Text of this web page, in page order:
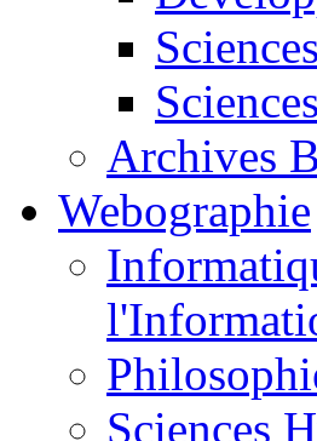
Archives
Webographie
Sciences